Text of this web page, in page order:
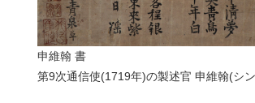
申維翰 書
第9次通信使(1719年)の製述官 申維翰(シ